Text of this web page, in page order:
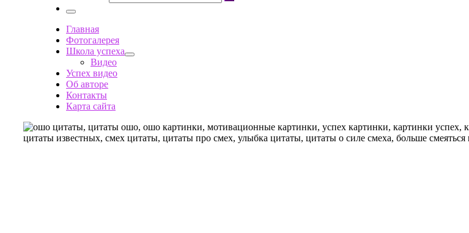
Поиск
Меню
Главная
Фотогалерея
Школа успеха
Видео
Успех видео
Об авторе
Контакты
Карта сайта